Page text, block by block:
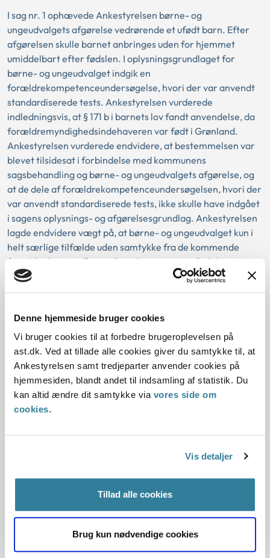
Denne hjemmeside bruger cookies
Vi bruger cookies til at forbedre brugeroplevelsen på
ast.dk. Ved at tillade alle cookies giver du samtykke til, at
Ankestyrelsen samt tredjeparter anvender cookies på
hjemmesiden, blandt andet til indsamling af statistik. Du
kan altid ændre dit samtykke via vores side om
cookies.
Vis detaljer
Tillad alle cookies
Brug kun nødvendige cookies
I sag nr. 1 ophævede Ankestyrelsen børne- og
ungeudvalgets afgørelse vedrørende et ufødt barn. Efter
afgørelsen skulle barnet anbringes uden for hjemmet
umiddelbart efter fødslen. I oplysningsgrundlaget for
børne- og ungeudvalget indgik en
forældrekompetenceundersøgelse, hvori der var anvendt
standardiserede tests. Ankestyrelsen vurderede
indledningsvis, at § 171 b i barnets lov fandt anvendelse, da
forældremyndighedsindehaveren var født i Grønland.
Ankestyrelsen vurderede endvidere, at bestemmelsen var
blevet tilsidesat i forbindelse med kommunens
sagsbehandling og børne- og ungeudvalgets afgørelse, og
at de dele af forældrekompetenceundersøgelsen, hvori der
var anvendt standardiserede tests, ikke skulle have indgået
i sagens oplysnings- og afgørelsesgrundlag. Ankestyrelsen
lagde endvidere vægt på, at børne- og ungeudvalget kun i
helt særlige tilfælde uden samtykke fra de kommende
forældre kan træffe en afgørelse om, at et ufødt barn
anbringes uden for hjemmet umiddelbart efter fødslen
efter § 49, jf. § 47, stk. 1, i barnets lov. Samlet set vurderede
betydning for det samlede oplysningsgrundlag på
tidspunktet for børne- og ungeudvalgets afgørelse ikke
forelå et så tilstrækkeligt og nødvendigt
oplysningsgrundlag, at betingelserne for at træffe
afgørelse om anbringelse af et ufødt barn var opfyldt,
hvorfor afgørelsen blev ophævet. Ankestyrelsen traf i
medfør af styrelsens egendriftsbeføjelse endvidere
I sag nr. 2 stadfæstede Ankestyrelsen børne- og
ungeudvalgets afgørelse om fortsat anbringelse med en
genbehandlingsfrist på 2 år efter hovedreglen.
Umiddelbart forud for ikrafttrædelsen af § 171 b, i barnets
lov den 1. maj 2025 afbrød kommunen arbejdet med
udarbejdelsen af en forældrekompetenceundersøgelse i
sagen. Den ufærdige forældrekompetenceundersøgelse
indgik i sagens oplysningsgrundlag i børne- og